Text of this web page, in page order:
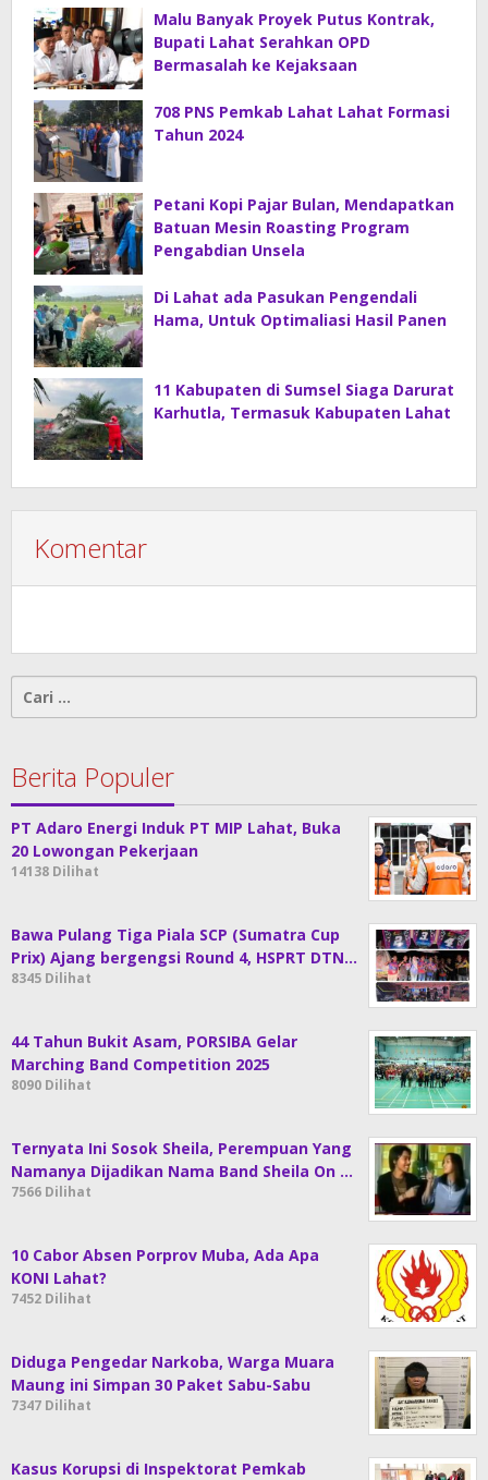
Malu Banyak Proyek Putus Kontrak,
Bupati Lahat Serahkan OPD
Bermasalah ke Kejaksaan
708 PNS Pemkab Lahat Lahat Formasi
Tahun 2024
Petani Kopi Pajar Bulan, Mendapatkan
Batuan Mesin Roasting Program
Pengabdian Unsela
Di Lahat ada Pasukan Pengendali
Hama, Untuk Optimaliasi Hasil Panen
11 Kabupaten di Sumsel Siaga Darurat
Karhutla, Termasuk Kabupaten Lahat
Komentar
Cari
Berita Populer
PT Adaro Energi Induk PT MIP Lahat, Buka
20 Lowongan Pekerjaan
14138 Dilihat
Bawa Pulang Tiga Piala SCP (Sumatra Cup
Prix) Ajang bergengsi Round 4, HSPRT DTN…
8345 Dilihat
44 Tahun Bukit Asam, PORSIBA Gelar
Marching Band Competition 2025
8090 Dilihat
Ternyata Ini Sosok Sheila, Perempuan Yang
Namanya Dijadikan Nama Band Sheila On …
7566 Dilihat
10 Cabor Absen Porprov Muba, Ada Apa
KONI Lahat?
7452 Dilihat
Diduga Pengedar Narkoba, Warga Muara
Maung ini Simpan 30 Paket Sabu-Sabu
7347 Dilihat
Kasus Korupsi di Inspektorat Pemkab